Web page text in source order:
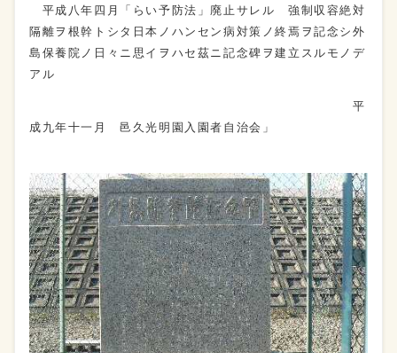
平成八年四月「らい予防法」廃止サレル 強制収容絶対
隔離ヲ根幹トシタ日本ノハンセン病対策ノ終焉ヲ記念シ外
島保養院ノ日々ニ思イヲハセ茲ニ記念碑ヲ建立スルモノデ
アル
平
成九年十一月 邑久光明園入園者自治会」